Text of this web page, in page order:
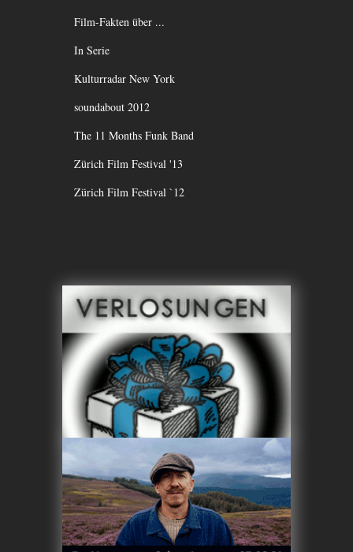
Film-Fakten über ...
In Serie
Kulturradar New York
soundabout 2012
The 11 Months Funk Band
Zürich Film Festival '13
Zürich Film Festival `12